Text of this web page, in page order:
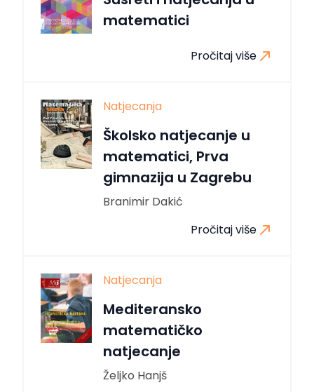
matematici
Pročitaj više
Natjecanja
Školsko natjecanje u
matematici, Prva
gimnazija u Zagrebu
Branimir Dakić
Pročitaj više
Natjecanja
Mediteransko
matematičko
natjecanje
Željko Hanjš